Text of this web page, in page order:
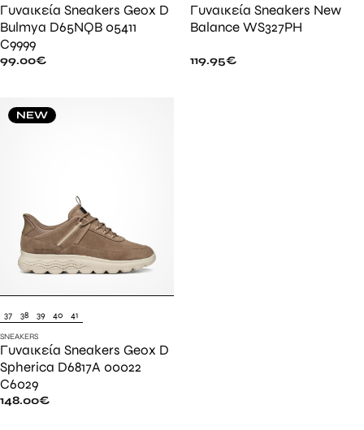
Γυναικεία Sneakers Geox D
Bulmya D65NQB 05411
C9999
99.00€
Γυναικεία Sneakers New
Balance WS327PH
119.95€
NEW
37 38 39 40 41
SNEAKERS
Γυναικεία Sneakers Geox D
Spherica D6817A 00022
C6029
148.00€